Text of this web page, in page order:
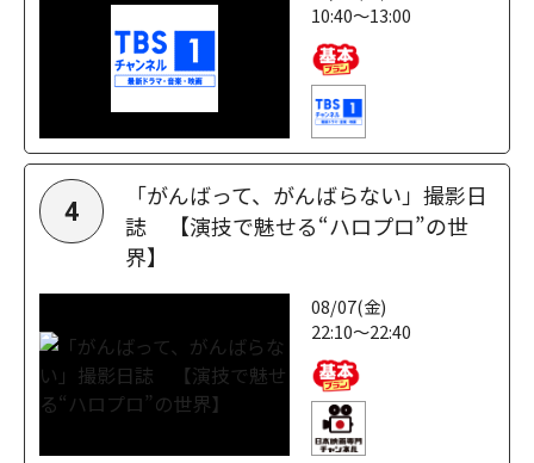
10:40～13:00
4
「がんばって、がんばらない」撮影日
誌 【演技で魅せる“ハロプロ”の世
界】
08/07(金)
22:10～22:40